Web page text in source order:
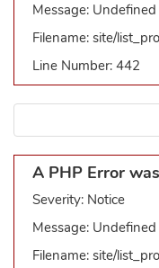
Message:
Filename: site/
Line Number: 442
A PHP Error
Severity: Notice
Message:
Filename: site/